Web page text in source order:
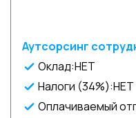
Аутсорсинг
Оклад:НЕТ
Налоги (34%):НЕТ
Оплачиваемый